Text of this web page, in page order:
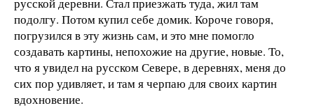
подолгу. Потом купил себе домик. Короче говоря,
погрузился в эту жизнь сам, и это мне помогло
создавать картины, непохожие на другие, новые. То,
что я увидел на русском Севере, в деревнях, меня до
сих пор удивляет, и там я черпаю для своих картин
вдохновение.